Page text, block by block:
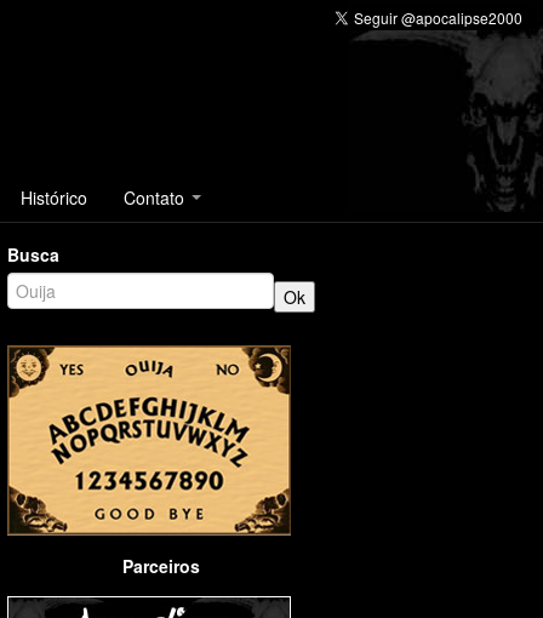
Histórico Contato
Busca
Parceiros